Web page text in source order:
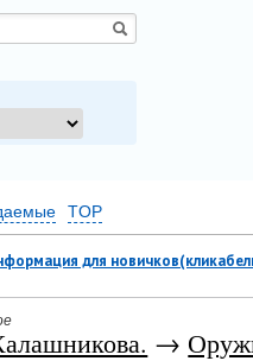
TOP
для
→